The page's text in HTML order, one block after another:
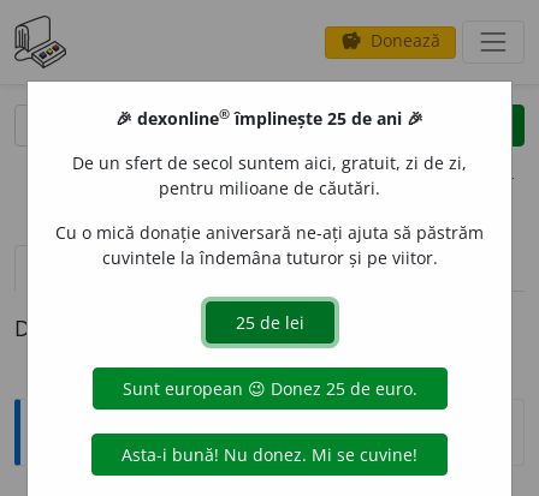
savings Donează
clear
opțiuni
definiții (1) pronunțievolume_up (14)
Definiția cu ID-ul 574862:
Explicative DEX
🎉 dexonline® împlinește 25 de ani 🎉
De un sfert de secol suntem aici, gratuit, zi de zi,
pentru milioane de căutări.
Cu o mică donație aniversară ne-ați ajuta să păstrăm
cuvintele la îndemâna tuturor și pe viitor.